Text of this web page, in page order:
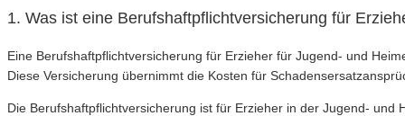
1. Was ist eine Berufshaftpflichtversicherung für
Eine Berufshaftpflichtversicherung für Erzieher für Jugend- und
Diese Versicherung übernimmt die Kosten für
Die Berufshaftpflichtversicherung ist für Erzieher in der Jugend-